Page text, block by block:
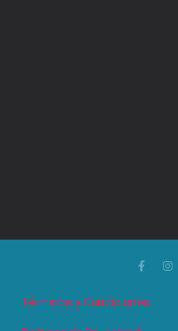
Términos y Condiciones